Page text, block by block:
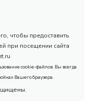
чтобы предоставить
при посещении сайта
cookie-файлов. Вы всегда
Вашего браузера.